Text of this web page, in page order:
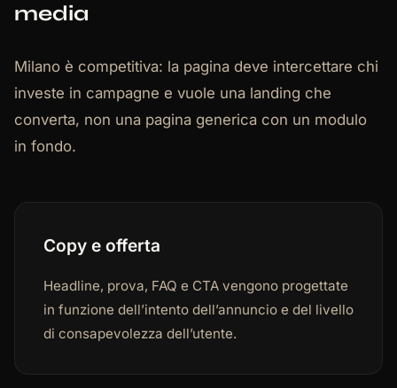
media
Milano è competitiva: la pagina deve intercettare chi
investe in campagne e vuole una landing che
converta, non una pagina generica con un modulo
in fondo.
Copy e offerta
Headline, prova, FAQ e CTA vengono progettate
in funzione dell’intento dell’annuncio e del livello
di consapevolezza dell’utente.